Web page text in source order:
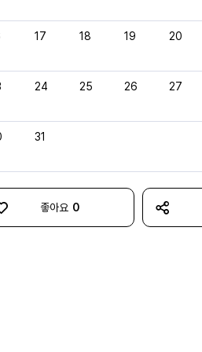
17 18 19 20
24 25 26 27
31
좋아요 0